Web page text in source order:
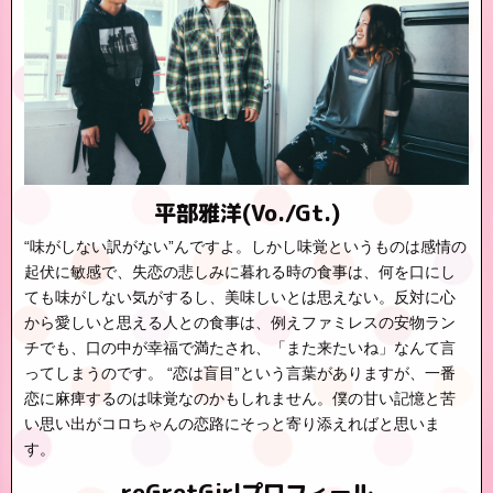
平部雅洋(Vo./Gt.)
“味がしない訳がない”んですよ。しかし味覚というものは感情の
起伏に敏感で、失恋の悲しみに暮れる時の食事は、何を口にし
ても味がしない気がするし、美味しいとは思えない。反対に心
から愛しいと思える人との食事は、例えファミレスの安物ラン
チでも、口の中が幸福で満たされ、「また来たいね」なんて言
ってしまうのです。 “恋は盲目”という言葉がありますが、一番
恋に麻痺するのは味覚なのかもしれません。僕の甘い記憶と苦
い思い出がコロちゃんの恋路にそっと寄り添えればと思いま
す。